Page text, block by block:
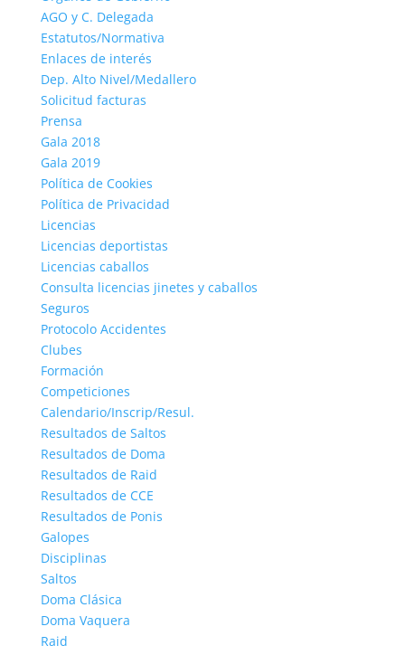
AGO y C. Delegada
Estatutos/Normativa
Enlaces de interés
Dep. Alto Nivel/Medallero
Solicitud facturas
Prensa
Gala 2018
Gala 2019
Política de Cookies
Política de Privacidad
Licencias
Licencias deportistas
Licencias caballos
Consulta licencias jinetes y caballos
Seguros
Protocolo Accidentes
Clubes
Formación
Competiciones
Calendario/Inscrip/Resul.
Resultados de Saltos
Resultados de Doma
Resultados de Raid
Resultados de CCE
Resultados de Ponis
Galopes
Disciplinas
Saltos
Doma Clásica
Doma Vaquera
Raid